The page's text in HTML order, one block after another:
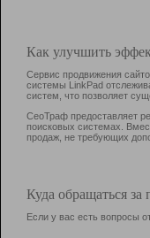
Как улучшить
Сервис продвижения
системы LinkPad
систем, что позволяет
СеоТраф предоставляет
поисковых системах.
продаж, не требующих
Куда обращаться
Если у вас есть вопросы